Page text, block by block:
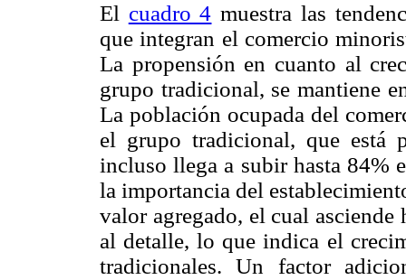
El cuadro 4 muestra las
que integran el comercio
La propensión en cuanto al
grupo tradicional, se mantiene
La población ocupada del
el grupo tradicional, que está
incluso llega a subir hasta 84%
la importancia del
valor agregado, el cual
al detalle, lo que indica el
tradicionales. Un factor